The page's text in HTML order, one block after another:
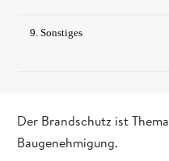
Der Brandschutz ist
Baugenehmigung.
9. Sonstiges